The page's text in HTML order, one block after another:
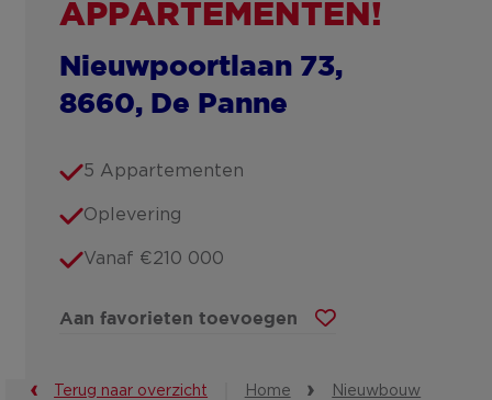
APPARTEMENTEN!
Nieuwpoortlaan 73,
8660, De Panne
5 Appartementen
Oplevering
Vanaf €210 000
Aan favorieten toevoegen
Terug naar overzicht Home Nieuwbouw